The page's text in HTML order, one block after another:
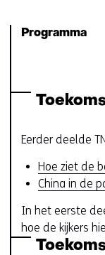
Programma
Eerder deelde
Hoe ziet de
China in de
In het eerste
hoe de kijkers